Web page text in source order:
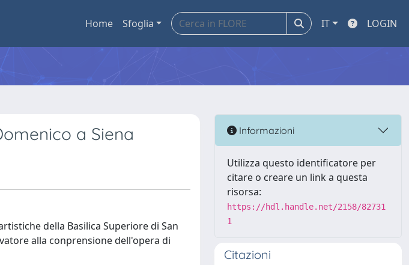
Home Sfoglia IT LOGIN
a Siena
della Basilica Superiore di San
alla conprensione dell'opera di
Informazioni
Utilizza questo identificatore per
citare o creare un link a questa
risorsa:
https://hdl.handle.net/2158/82731
1
Citazioni